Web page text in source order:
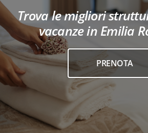
Trova le migliori
vacanze in Emilia
PRENOTA